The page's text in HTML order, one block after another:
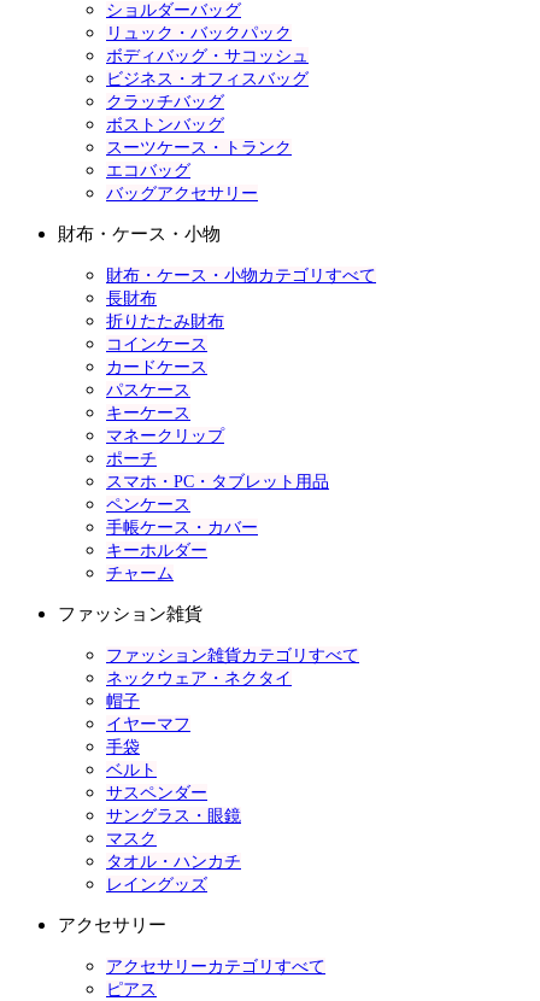
ショルダーバッグ
リュック・バックパック
ボディバッグ・サコッシュ
ビジネス・オフィスバッグ
クラッチバッグ
ボストンバッグ
スーツケース・トランク
エコバッグ
バッグアクセサリー
財布・ケース・小物
財布・ケース・小物カテゴリすべて
長財布
折りたたみ財布
コインケース
カードケース
パスケース
キーケース
マネークリップ
ポーチ
スマホ・PC・タブレット用品
ペンケース
手帳ケース・カバー
キーホルダー
チャーム
ファッション雑貨
ファッション雑貨カテゴリすべて
ネックウェア・ネクタイ
帽子
イヤーマフ
手袋
ベルト
サスペンダー
サングラス・眼鏡
マスク
タオル・ハンカチ
レイングッズ
アクセサリー
アクセサリーカテゴリすべて
ピアス